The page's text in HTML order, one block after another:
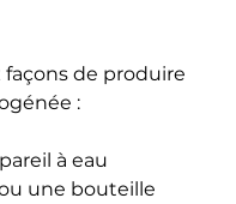
façons de produire
:
à eau
une bouteille